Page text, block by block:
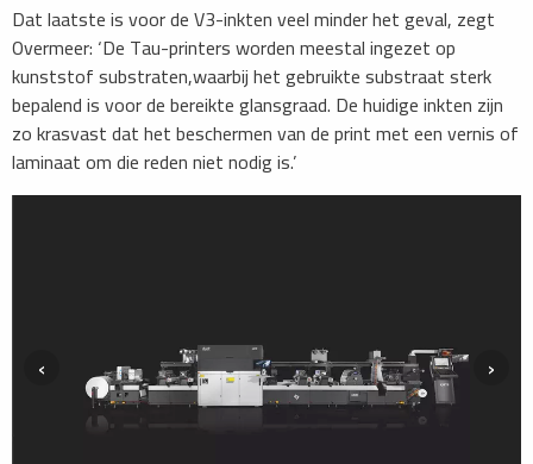
Dat laatste is voor de V3-inkten veel minder het geval, zegt
Overmeer: ‘De Tau-printers worden meestal ingezet op
kunststof substraten,waarbij het gebruikte substraat sterk
bepalend is voor de bereikte glansgraad. De huidige inkten zijn
zo krasvast dat het beschermen van de print met een vernis of
laminaat om die reden niet nodig is.’
‹ ›